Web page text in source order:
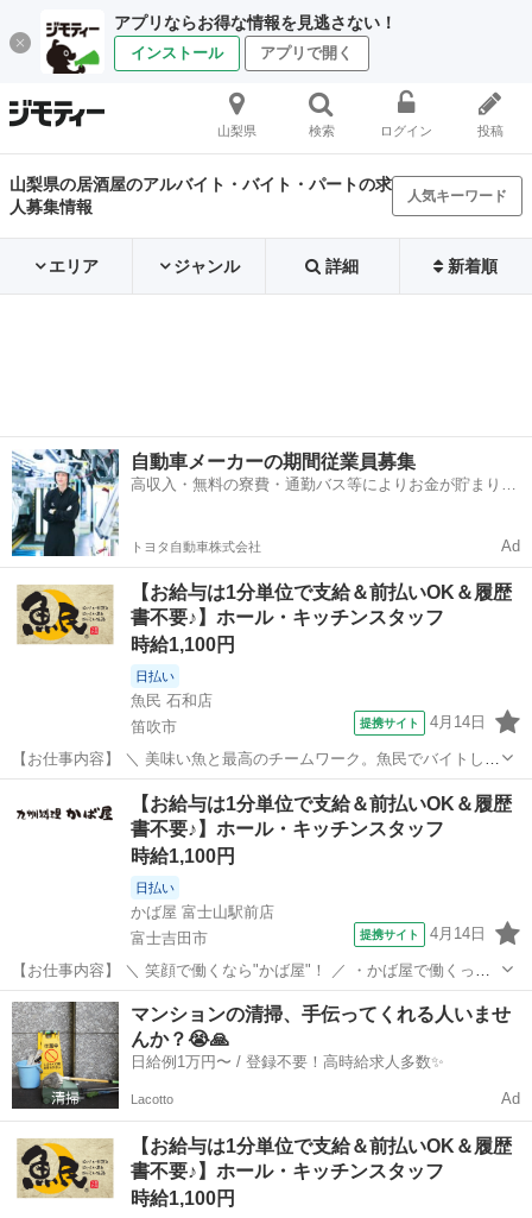
アプリならお得な情報を見逃さない！
インストール アプリで開く
山梨県 検索 ログイン 投稿
山梨県の居酒屋のアルバイト・バイト・パートの求
人募集情報
人気キーワード
エリア ジャンル 詳細 新着順
自動車メーカーの期間従業員募集
高収入・無料の寮費・通勤バス等によりお金が貯まりや
トヨタ自動車株式会社 Ad
【お給与は1分単位で支給＆前払いOK＆履歴
書不要♪】ホール・キッチンスタッフ
時給1,100円
日払い
魚民 石和店
笛吹市
提携サイト 4月14日
【お仕事内容】 ＼ 美味い魚と最高のチームワーク。魚民でバイトしよ
う！ ／ ・魚民で働くってこんな感じ！
―――――――――――――― 「魚民」は、気取らない和の空間でお
いしい料理と時間を楽しめる居酒屋です。 和風を大切に...
居酒屋
【お給与は1分単位で支給＆前払いOK＆履歴
書不要♪】ホール・キッチンスタッフ
時給1,100円
日払い
かば屋 富士山駅前店
富士吉田市
提携サイト 4月14日
【お仕事内容】 ＼ 笑顔で働くなら"かば屋"！ ／ ・かば屋で働くって
こんな感じ！ ――――――――――――――― かば屋は、気軽に立ち
寄れてみんなで楽しめる居酒屋。 定番メニューからお酒に合う料理ま
で、幅広いラインナップ...
山梨 富士吉田市
マンションの清掃、手伝ってくれる人いませ
んか？😭🙏
日給例1万円〜 / 登録不要！高時給求人多数✨
Lacotto Ad
【お給与は1分単位で支給＆前払いOK＆履歴
書不要♪】ホール・キッチンスタッフ
時給1,100円